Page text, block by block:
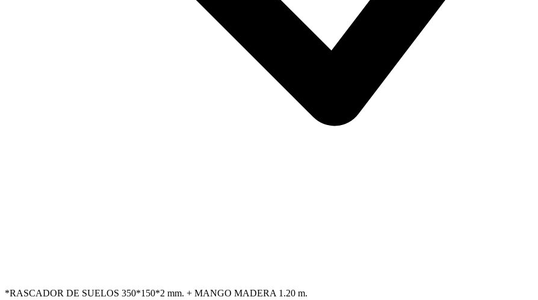
*RASCADOR DE SUELOS 350*150*2 mm. + MANGO MADERA 1.20 m.